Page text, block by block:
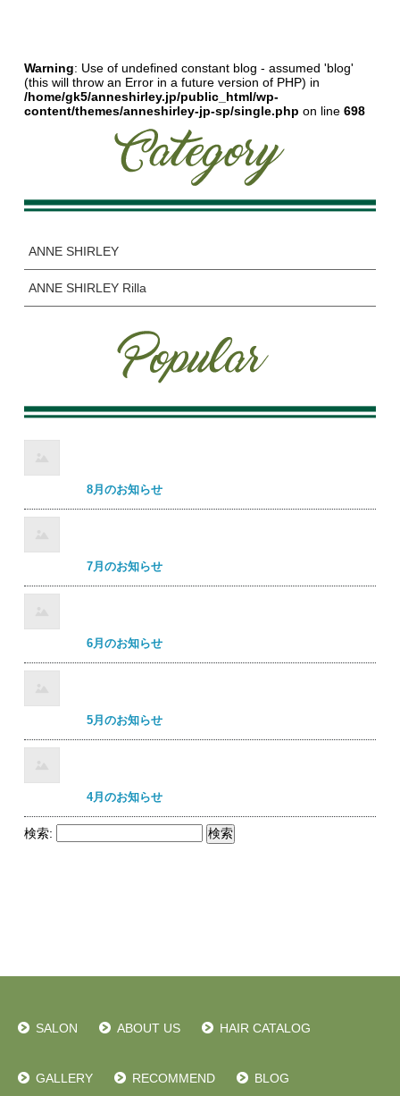
Warning: Use of undefined constant blog - assumed 'blog'
(this will throw an Error in a future version of PHP) in
/home/gk5/anneshirley.jp/public_html/wp-
content/themes/anneshirley-jp-sp/single.php on line698
ANNE SHIRLEY
ANNE SHIRLEY Rilla
8月のお知らせ
7月のお知らせ
6月のお知らせ
5月のお知らせ
4月のお知らせ
検索:
SALON ABOUT US HAIR CATALOG
GALLERY RECOMMEND BLOG